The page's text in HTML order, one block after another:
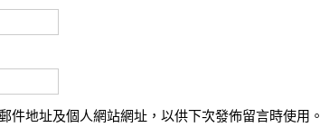
件地址及個人網站網址，以供下次發佈留言時使用。